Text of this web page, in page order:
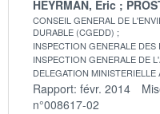
HEYRMAN, Eric
CONSEIL GENERAL DE
DURABLE (CGEDD)
INSPECTION GENERALE
INSPECTION GENERALE DE
DELEGATION
Rapport: févr. 2014
n°008617-02